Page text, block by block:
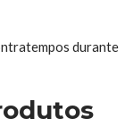
durante